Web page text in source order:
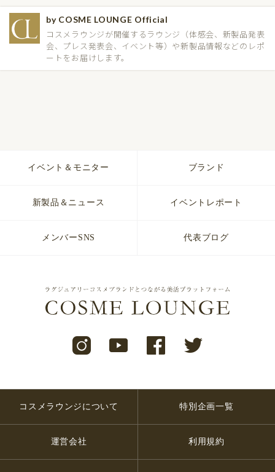
by COSME LOUNGE Official
コスメラウンジが開催するラウンジ（体感会、新製品発表
会、プレス発表会、イベント等）や新製品情報などのレポ
ートをお届けします。
イベント＆モニター ブランド
新製品＆ニュース イベントレポート
メンバーSNS 代表ブログ
コスメラウンジについて 特別企画一覧
運営会社 利用規約